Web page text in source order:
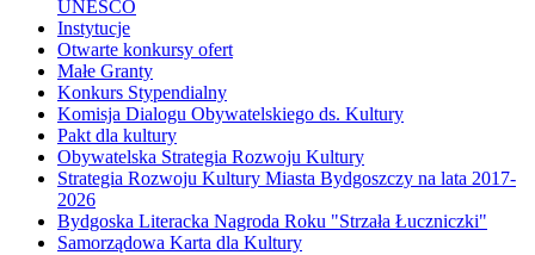
UNESCO
Instytucje
Otwarte konkursy ofert
Małe Granty
Konkurs Stypendialny
Komisja Dialogu Obywatelskiego ds. Kultury
Pakt dla kultury
Obywatelska Strategia Rozwoju Kultury
Strategia Rozwoju Kultury Miasta Bydgoszczy na lata 2017-
2026
Bydgoska Literacka Nagroda Roku "Strzała Łuczniczki"
Samorządowa Karta dla Kultury